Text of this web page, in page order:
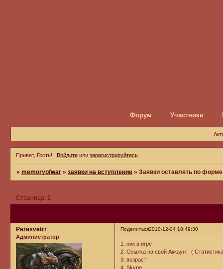
Форум Участники
Привет, Гость! Войдитеили зарегистрируйтесь.
»memoryofwar »заявки на вступление »Заявки оставлять по форме
Страница: 1
Поделиться2010-12-04 18:49:30
Peresvetrr
Администратор
1. ник в игре
2. Ссылка на свой Аккаунт (
3. возраст
4. Skype